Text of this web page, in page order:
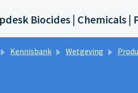
hoofdinhoud
Biocides | Chemicals |
Kennisbank Wetgeving